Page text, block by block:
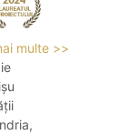
multe >>